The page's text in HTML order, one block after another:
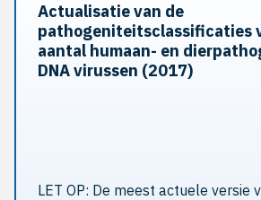
Actualisatie van de
pathogeniteitsclassificaties
aantal humaan- en
DNA virussen (2017)
LET OP: De meest actuele versie